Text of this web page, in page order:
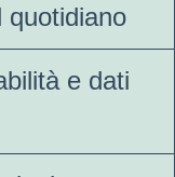
quotidiano
e dati